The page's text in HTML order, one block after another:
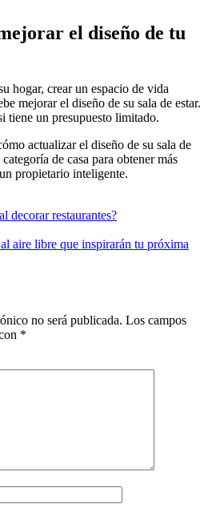
el diseño de tu
hogar, crear un espacio de vida
mejorar el diseño de su sala de estar.
tiene un presupuesto limitado.
actualizar el diseño de su sala de
de casa para obtener más
propietario inteligente.
decorar restaurantes?
aire libre que inspirarán tu próxima
no será publicada. Los campos
*